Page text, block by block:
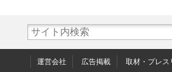
運営会社 広告掲載 取材・プレス